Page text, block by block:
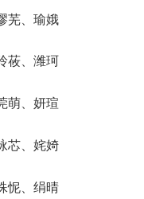
芜、瑜娥
莜、潍珂
萌、妍瑄
芯、姹婍
怩、绢晴